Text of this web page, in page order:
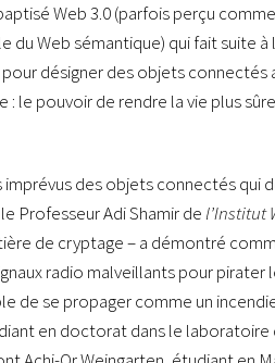
Web 3.0 (parfois perçu
Web sémantique) qui fait suite à
désigner des objets connectés
le pouvoir de rendre la vie plus
des objets connectés qui
Professeur Adi Shamir del’Institut
de cryptage – a démontré
radio malveillants pour pirater
de se propager comme un
en doctorat dans le laboratoire